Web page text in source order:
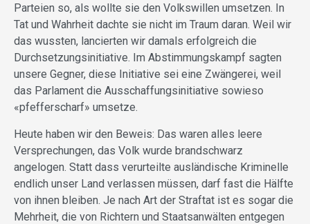
Parteien so, als wollte sie den Volkswillen umsetzen. In
Tat und Wahrheit dachte sie nicht im Traum daran. Weil wir
das wussten, lancierten wir damals erfolgreich die
Durchsetzungsinitiative. Im Abstimmungskampf sagten
unsere Gegner, diese Initiative sei eine Zwängerei, weil
das Parlament die Ausschaffungsinitiative sowieso
«pfefferscharf» umsetze.
Heute haben wir den Beweis: Das waren alles leere
Versprechungen, das Volk wurde brandschwarz
angelogen. Statt dass verurteilte ausländische Kriminelle
endlich unser Land verlassen müssen, darf fast die Hälfte
von ihnen bleiben. Je nach Art der Straftat ist es sogar die
Mehrheit, die von Richtern und Staatsanwälten entgegen